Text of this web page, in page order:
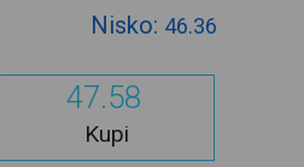
Nisko: 46.36
47.58
Kupi